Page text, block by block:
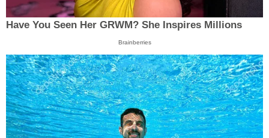
Have You Seen Her GRWM? She Inspires Millions
Brainberries